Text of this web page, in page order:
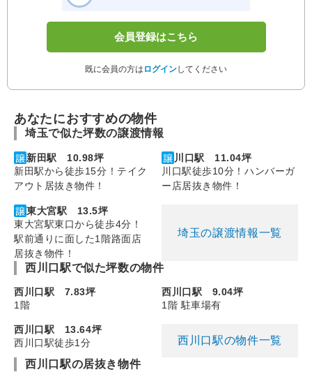
会員登録はこちら
既に会員の方は ログインしてください
あなたにおすすめの物件
埼玉で似た坪数の譲渡情報
新田駅 10.98坪
新田駅から徒歩15分！テイク
アウト居抜き物件！
川口駅 11.04坪
川口駅徒歩10分！ハンバーガ
ー店居抜き物件！
東大宮駅 13.5坪
東大宮駅東口から徒歩4分！
駅前通りに面した1階路面店
居抜き物件！
埼玉の譲渡情報一覧
西川口駅で似た坪数の物件
西川口駅 7.83坪
1階
西川口駅 9.04坪
1階 駐車場有
西川口駅 13.64坪
西川口駅徒歩1分
西川口駅の物件一覧
西川口駅の居抜き物件